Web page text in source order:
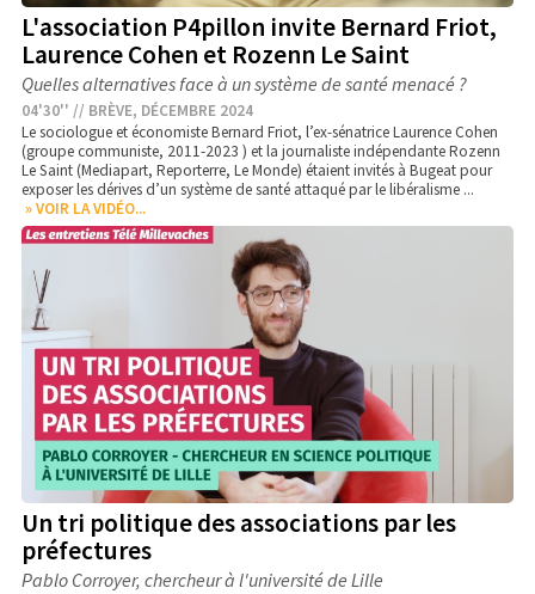
L'association P4pillon invite Bernard Friot,
Laurence Cohen et Rozenn Le Saint
Quelles alternatives face à un système de santé menacé ?
04'30'' // BRÈVE, DÉCEMBRE 2024
Le sociologue et économiste Bernard Friot, l’ex-sénatrice Laurence Cohen
(groupe communiste, 2011-2023 ) et la journaliste indépendante Rozenn
Le Saint (Mediapart, Reporterre, Le Monde) étaient invités à Bugeat pour
exposer les dérives d’un système de santé attaqué par le libéralisme ...
» VOIR LA VIDÉO...
Un tri politique des associations par les
préfectures
Pablo Corroyer, chercheur à l'université de Lille